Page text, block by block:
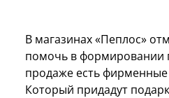
В магазинах «Пеплос»
помочь в формировании
продаже есть
Который придадут